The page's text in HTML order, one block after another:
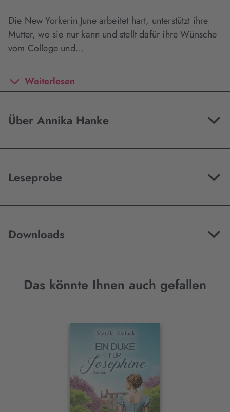
Die New Yorkerin June arbeitet hart, unterstützt ihre
Mutter, wo sie nur kann und stellt dafür ihre Wünsche
vom College und…
Weiterlesen
Über Annika Hanke
Leseprobe
Downloads
Das könnte Ihnen auch gefallen